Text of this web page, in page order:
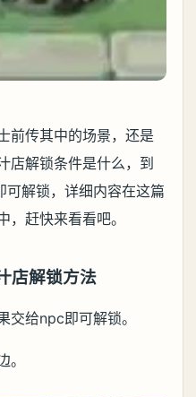
前传其中的场景，还是
店解锁条件是什么，到
解锁，详细内容在这篇
，赶快来看看吧。
店解锁方法
交给npc即可解锁。